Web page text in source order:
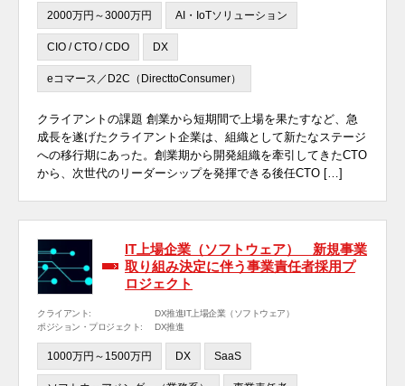
2000万円～3000万円 AI・IoTソリューション
CIO / CTO / CDO DX
eコマース／D2C（DirecttoConsumer）
クライアントの課題 創業から短期間で上場を果たすなど、急
成長を遂げたクライアント企業は、組織として新たなステージ
への移行期にあった。創業期から開発組織を牽引してきたCTO
から、次世代のリーダーシップを発揮できる後任CTO […]
IT上場企業（ソフトウェア） 新規事業
取り組み決定に伴う事業責任者採用プ
ロジェクト
クライアント:
DX推進IT上場企業（ソフトウェア）
ポジション・プロジェクト:
DX推進
1000万円～1500万円 DX SaaS